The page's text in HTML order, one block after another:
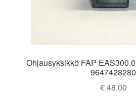
Ohjausyksikkö FAP
9647428280
€48,00